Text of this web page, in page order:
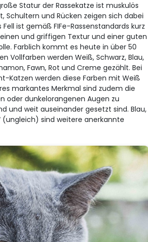
Statur der Rassekatze ist muskulös
Schultern und Rücken zeigen sich dabei
ist gemäß FIFe-Rassenstandards kurz
und griffigen Textur und einer guten
Farblich kommt es heute in über 50
Vollfarben werden Weiß, Schwarz, Blau,
Fawn, Rot und Creme gezählt. Bei
Katzen werden diese Farben mit Weiß
markantes Merkmal sind zudem die
oder dunkelorangenen Augen zu
und weit auseinander gesetzt sind. Blau,
(ungleich) sind weitere anerkannte